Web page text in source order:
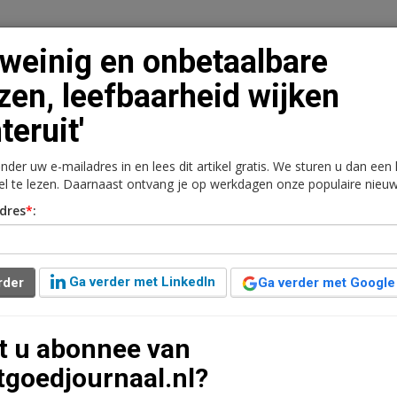
Vacaturebank
Kantoren Retail Logistiek Juridisch | Fiscaal
huizen,
en de conclusies zijn niet mals: het sociaal
voor de betaalbaarheid van woningen, de
en onbetaalbare
leefbaarheid wijken
uw e-mailadres in en lees dit artikel gratis. We sturen u dan een
te lezen. Daarnaast ontvang je op werkdagen onze populaire
*:
Ga verder met LinkedIn Ga verder met Google
u abonnee van